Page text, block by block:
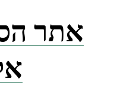
אתר